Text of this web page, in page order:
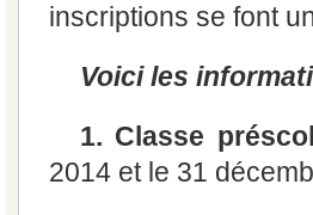
inscriptions se font
Voici les
1. Classe
2014 et le 31